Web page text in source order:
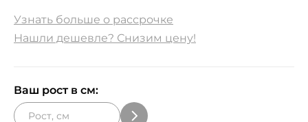
Узнать больше о рассрочке
Нашли дешевле? Снизим цену!
Ваш рост в см: